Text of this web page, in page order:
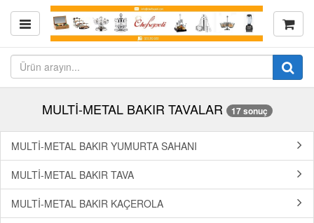
MULTİ-METAL BAKIR TAVALAR 17 sonuç
MULTİ-METAL BAKIR YUMURTA SAHANI
MULTİ-METAL BAKIR TAVA
MULTİ-METAL BAKIR KAÇEROLA